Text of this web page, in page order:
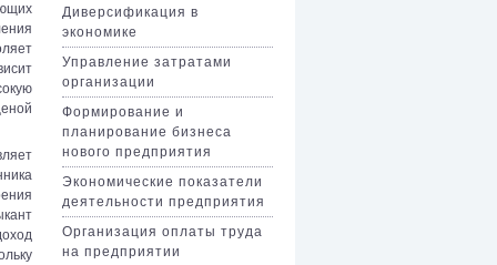
Диверсификация в
экономике
Управление затратами
организации
Формирование и
планирование бизнеса
нового предприятия
Экономические показатели
деятельности предприятия
Организация оплаты труда
на предприятии